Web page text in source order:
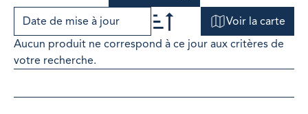
Date de mise à jour
Voir la carte
Aucun produit ne correspond à ce jour aux critères de
votre recherche.
+
−